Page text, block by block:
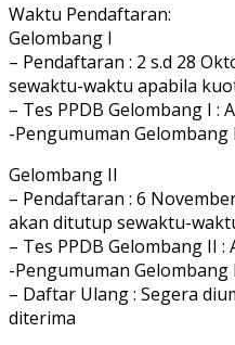
Waktu Pendaftaran:
Gelombang I
– Pendaftaran : 2 s.d 28
sewaktu-waktu apabila
– Tes PPDB Gelombang I :
-Pengumuman Gelombang
Gelombang II
– Pendaftaran : 6
akan ditutup sewaktu-
– Tes PPDB Gelombang II :
-Pengumuman Gelombang
– Daftar Ulang : Segera
diterima